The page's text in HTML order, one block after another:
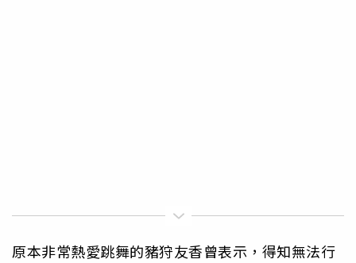
原本非常熱愛跳舞的豬狩友香曾表示，得知無法行